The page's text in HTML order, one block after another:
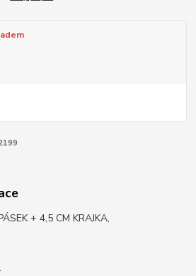
+ 4,5 CM KRAJKA,